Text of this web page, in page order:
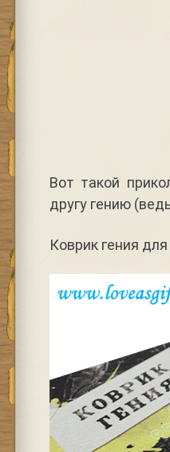
Вот такой
другу гению
Коврик гения